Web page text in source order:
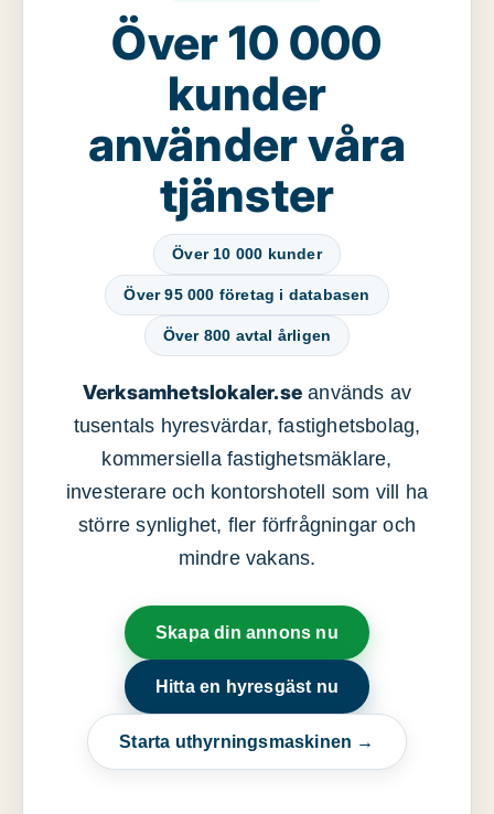
Över 10 000
kunder
använder våra
tjänster
Över 10 000 kunder
Över 95 000 företag i databasen
Över 800 avtal årligen
Verksamhetslokaler.se används av
tusentals hyresvärdar, fastighetsbolag,
kommersiella fastighetsmäklare,
investerare och kontorshotell som vill ha
större synlighet, fler förfrågningar och
mindre vakans.
Skapa din annons nu
Hitta en hyresgäst nu
Starta uthyrningsmaskinen →